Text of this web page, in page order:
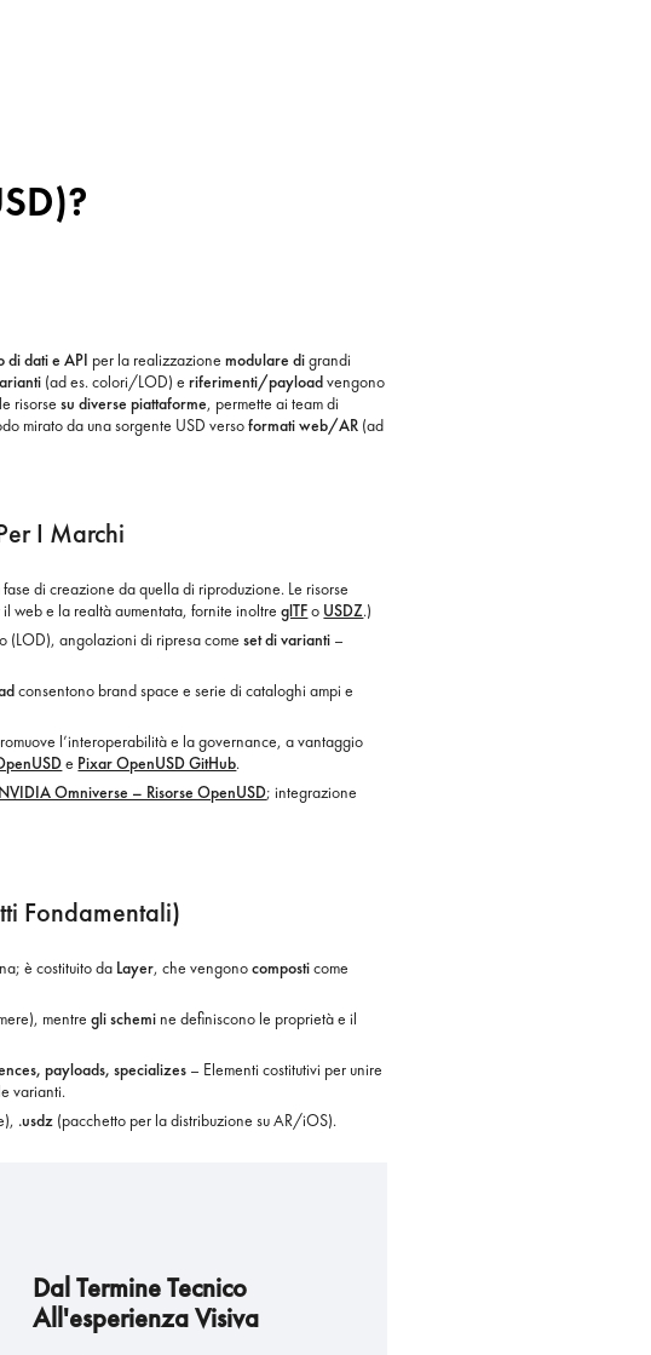
di dati e API per la realizzazione modulare digrandi
(ad es. colori/LOD) e riferimenti/payloadvengono
risorse su diverse piattaforme, permette ai team di
mirato da una sorgente USD versoformati web/AR(ad
I Marchi
fase di creazione da quella di riproduzione. Le risorse
web e la realtà aumentata, fornite inoltreglTFo USDZ.)
(LOD), angolazioni di ripresa comeset di varianti –
consentono brand space e serie di cataloghi ampi e
l’interoperabilità e la governance, a vantaggio
e Pixar OpenUSD GitHub.
NVIDIA Omniverse – Risorse OpenUSD; integrazione
Fondamentali)
è costituito da Layer, che vengonocomposticome
mentregli schemi ne definiscono le proprietà e il
payloads, specializes – Elementi costitutivi per unire
varianti.
.usdz (pacchetto per la distribuzione su AR/iOS).
Dal Termine Tecnico
All'esperienza Visiva